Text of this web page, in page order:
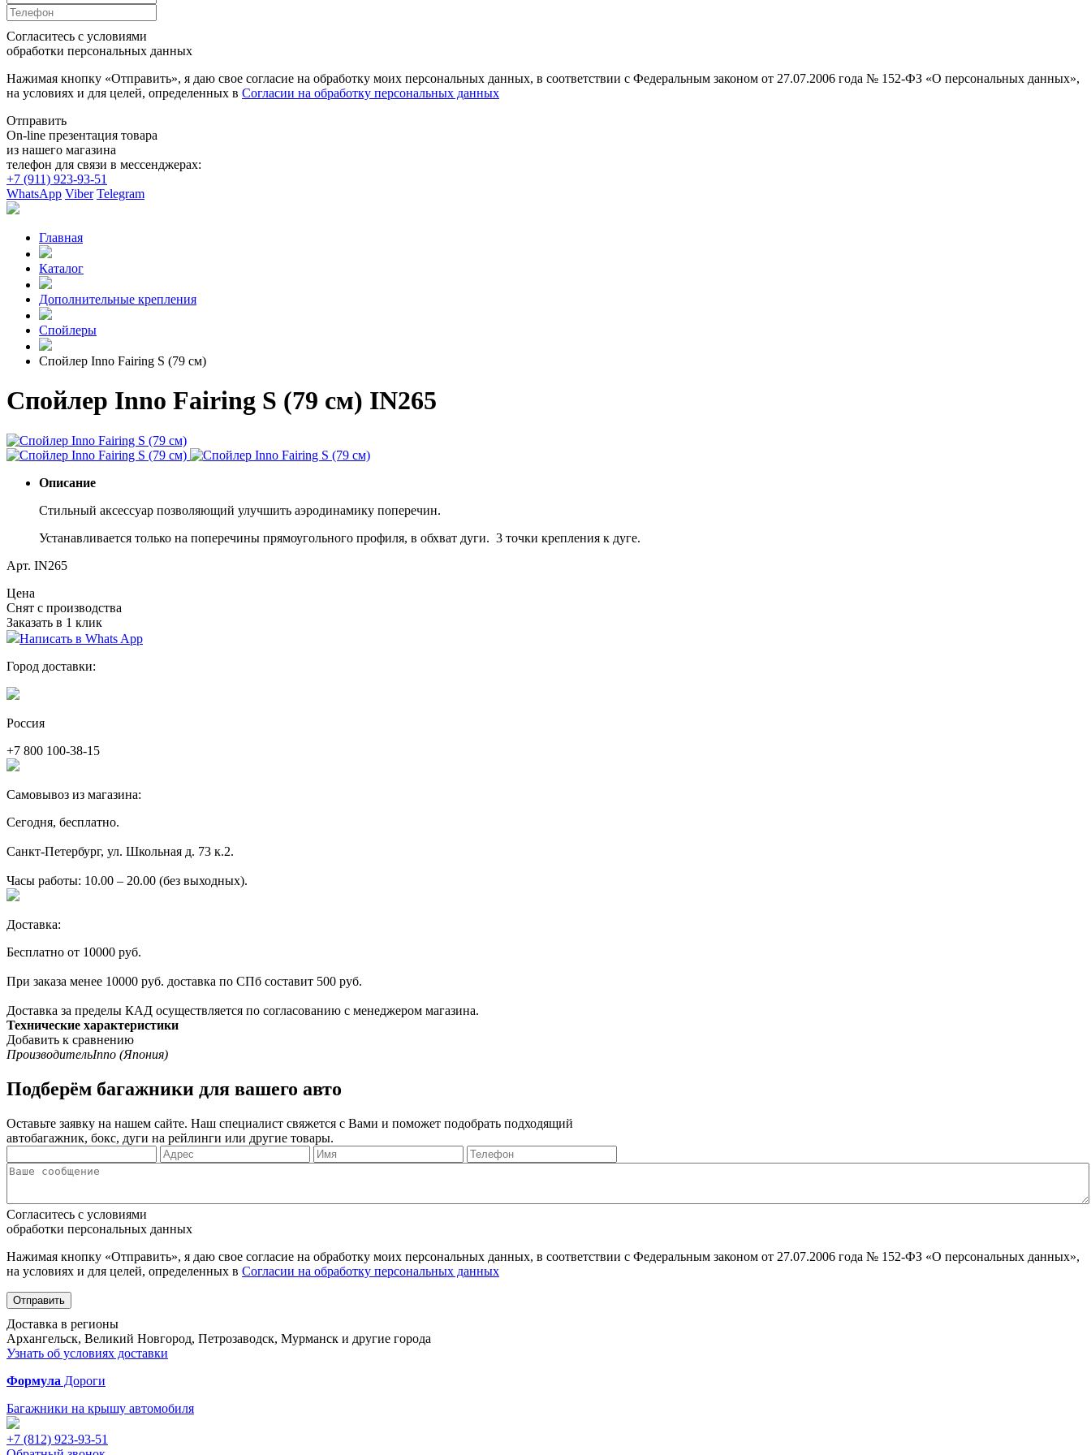
Согласитесь с условиями
обработки персональных данных
Нажимая кнопку «Отправить», я даю свое согласие на обработку моих персональных данных, в соответствии с Федеральным законом от 27.07.2006 года № 152-ФЗ «О персональных данных»,
на условиях и для целей, определенных в Согласии на обработку персональных данных
Отправить
On-line презентация товара
из нашего магазина
телефон для связи в мессенджерах:
+7 (911) 923-93-51
WhatsApp Viber Telegram
Главная
Каталог
Дополнительные крепления
Спойлеры
Спойлер Inno Fairing S (79 см)
Спойлер Inno Fairing S (79 см) IN265
Описание
Стильный аксессуар позволяющий улучшить аэродинамику поперечин.
Устанавливается только на поперечины прямоугольного профиля, в обхват дуги. 3 точки крепления к дуге.
Арт. IN265
Цена
Снят с производства
Заказать в 1 клик
Написать в Whats App
Город доставки:
Россия
+7 800 100-38-15
Самовывоз из магазина:
Сегодня, бесплатно.
Санкт-Петербург, ул. Школьная д. 73 к.2.
Часы работы: 10.00 – 20.00 (без выходных).
Доставка:
Бесплатно от 10000 руб.
При заказа менее 10000 руб. доставка по СПб составит 500 руб.
Доставка за пределы КАД осуществляется по согласованию с менеджером магазина.
Технические характеристики
Добавить к сравнению
ПроизводительInno (Япония)
Подберём багажники для вашего авто
Оставьте заявку на нашем сайте. Наш специалист свяжется с Вами и поможет подобрать подходящий
автобагажник, бокс, дуги на рейлинги или другие товары.
Согласитесь с условиями
обработки персональных данных
Нажимая кнопку «Отправить», я даю свое согласие на обработку моих персональных данных, в соответствии с Федеральным законом от 27.07.2006 года № 152-ФЗ «О персональных данных»,
на условиях и для целей, определенных в Согласии на обработку персональных данных
Отправить
Доставка в регионы
Архангельск, Великий Новгород, Петрозаводск, Мурманск и другие города
Узнать об условиях доставки
Формула Дороги
Багажники на крышу автомобиля
+7 (812) 923-93-51